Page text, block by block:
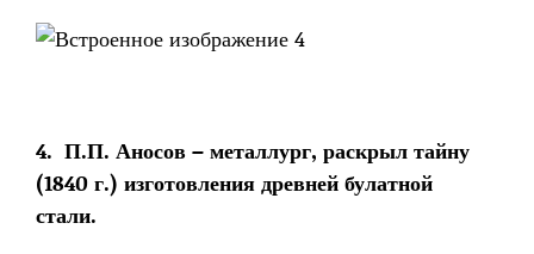
4. П.П. Аносов – металлург, раскрыл тайну
(1840 г.) изготовления древней булатной
стали.